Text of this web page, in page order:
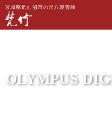
宮城県気仙沼市の尺八製管師
OLYMPUS